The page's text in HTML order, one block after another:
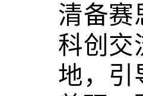
清备赛
科创交
地，引